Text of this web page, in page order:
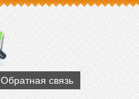
Обратная связь